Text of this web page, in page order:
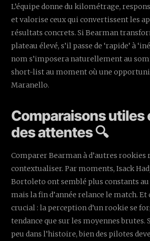
L’équipe donne du kilométrage,
et valorise ceux qui convertissent les
résultats concrets. Si Bearman
plateau élevé, s’il passe de ‘rapide’ à
nom s’imposera naturellement au
short-list au moment où une
Maranello.
Comparaisons utiles
des attentes 🔍
Comparer Bearman à d’autres rookies
contextualiser. Par moments, Isack
Bortoleto ont semblé plus constants
mais la fin d’année relance le match. Et
crucial : la perception d’un rookie se
tendance que sur les moyennes brutes.
peu dans l’histoire, bien des pilotes